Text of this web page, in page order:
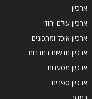
ארכיון
ארכיון עולם יהודי
ארכיון אוכל ומתכונים
ארכיון חדשות התרבות
ארכיון מסעדות
ארכיון ספרים
במגזר